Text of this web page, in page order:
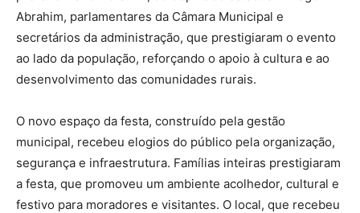
Abrahim, parlamentares da Câmara Municipal e
secretários da administração, que prestigiaram o evento
ao lado da população, reforçando o apoio à cultura e ao
desenvolvimento das comunidades rurais.
O novo espaço da festa, construído pela gestão
municipal, recebeu elogios do público pela organização,
segurança e infraestrutura. Famílias inteiras prestigiaram
a festa, que promoveu um ambiente acolhedor, cultural e
festivo para moradores e visitantes. O local, que recebeu